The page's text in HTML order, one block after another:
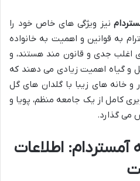
نیز ویژگی های خاص خود را
به قوانین و اهمیت به خانواده
اغلب جدی و قانون مند هستند، و
و گیاه اهمیت زیادی می دهند که
و خانه های زیبا با گلدان های گل
کامل از یک جامعه منظم، پویا و
می گذارد.
آمستردام: اطلاعات